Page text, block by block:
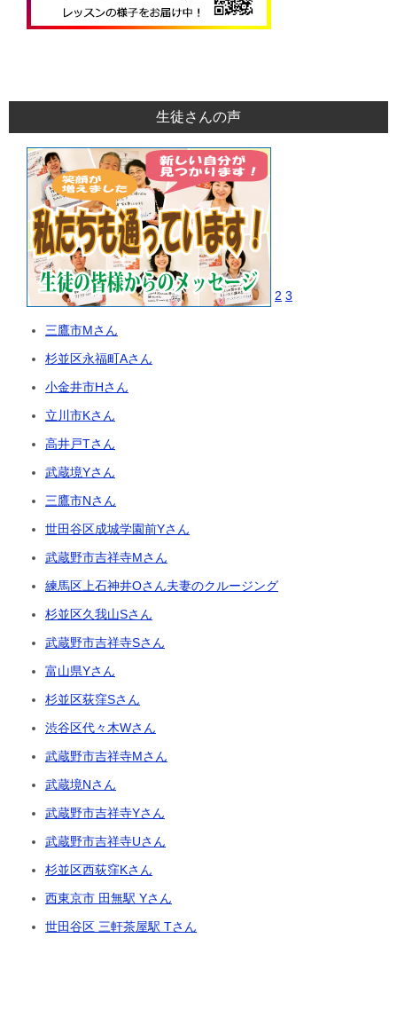
生徒さんの声
2 3
三鷹市Mさん
杉並区永福町Aさん
小金井市Hさん
立川市Kさん
高井戸Tさん
武蔵境Yさん
三鷹市Nさん
世田谷区成城学園前Yさん
武蔵野市吉祥寺Mさん
練馬区上石神井Oさん夫妻のクルージング
杉並区久我山Sさん
武蔵野市吉祥寺Sさん
富山県Yさん
杉並区荻窪Sさん
渋谷区代々木Wさん
武蔵野市吉祥寺Mさん
武蔵境Nさん
武蔵野市吉祥寺Yさん
武蔵野市吉祥寺Uさん
杉並区西荻窪Kさん
西東京市 田無駅 Yさん
世田谷区 三軒茶屋駅 Tさん